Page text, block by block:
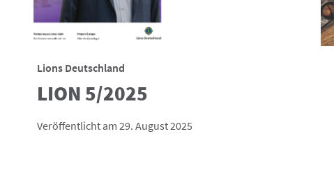
Lions Deutschland
LION 5/2025
Veröffentlicht am 29. August 2025